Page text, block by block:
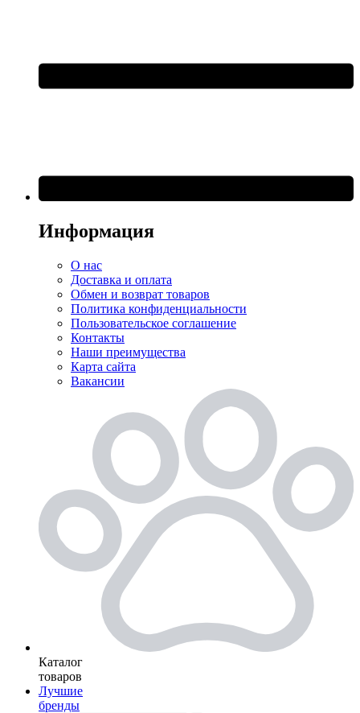
Информация
О нас
Доставка и оплата
Обмен и возврат товаров
Политика конфиденциальности
Пользовательское соглашение
Контакты
Наши преимущества
Карта сайта
Вакансии
Каталог
товаров
Лучшие
бренды